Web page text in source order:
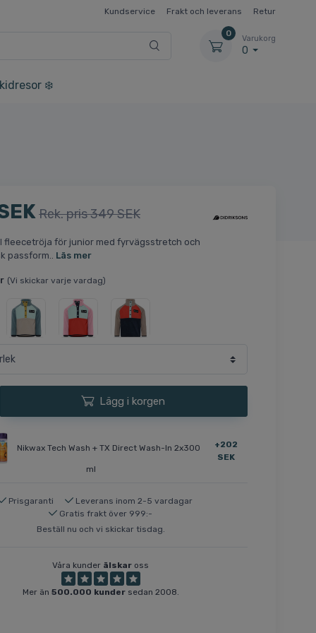
Kundservice Frakt och leverans Retur
0
Varukorg
0
❄️
Rek. pris 349 SEK
fleecetröja för junior med fyrvägsstretch och
passform.. Läs mer
(Vi skickar varje vardag)
Lägg i korgen
Nikwax Tech Wash + TX Direct Wash-In 2x300
ml
+202
SEK
Prisgaranti
Leverans inom 2-5 vardagar
Gratis frakt över 999:-
Beställ nu och vi skickar tisdag.
Våra kunder älskar oss
Mer än 500.000 kundersedan 2008.